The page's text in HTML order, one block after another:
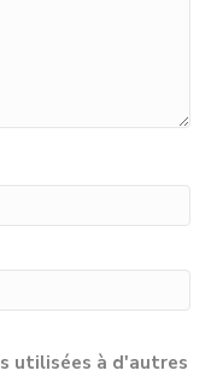
utilisées à d'autres